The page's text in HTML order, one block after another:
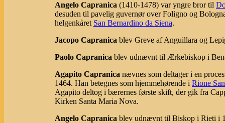
Angelo Capranica (1410-1478) var yngre bror til
desuden til pavelig guvernør over Foligno og
helgenkåret San Bernardino da Siena.
Jacopo Capranica blev Greve af Anguillara og
Paolo Capranica blev udnævnt til Ærkebiskop i
Agapito Capranica nævnes som deltager i en
1464. Han betegnes som hjemmehørende i Rione
Agapito deltog i bærernes første skift, der gik fra
Kirken Santa Maria Nova.
Angelo Capranica blev udnævnt til Biskop i Rieti i